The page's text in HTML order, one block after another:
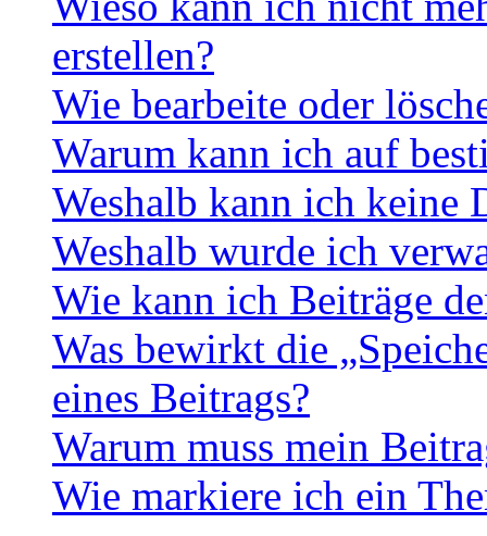
erstellen?
Wie bearbeite oder
Warum kann ich auf
Weshalb kann ich keine
Weshalb wurde ich
Wie kann ich Beiträge
Was bewirkt die
eines Beitrags?
Warum muss mein
Wie markiere ich ein